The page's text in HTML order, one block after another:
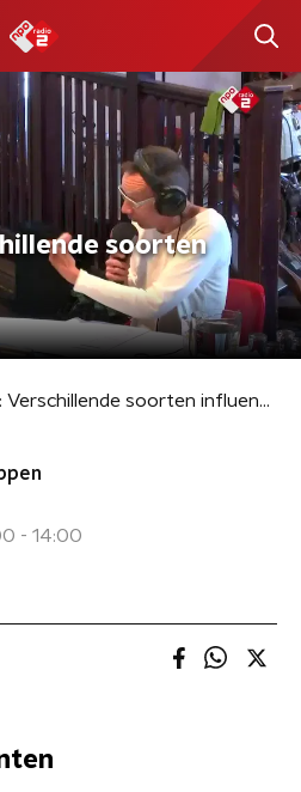
soorten
Cabaret: Verschillende soorten influencers
- 14:00